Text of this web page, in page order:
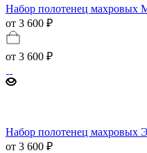
Набор полотенец махровых
от 3 600 ₽
от 3 600 ₽
Набор полотенец махровых
от 3 600 ₽